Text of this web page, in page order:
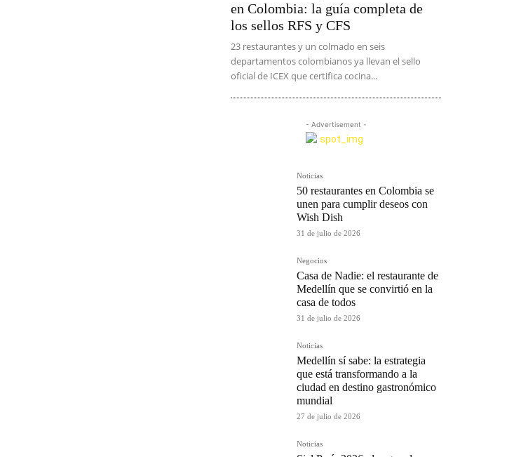
en Colombia: la guía completa de
los sellos RFS y CFS
23 restaurantes y un colmado en seis
departamentos colombianos ya llevan el sello
oficial de ICEX que certifica cocina...
- Advertisement -
Noticias
50 restaurantes en Colombia se
unen para cumplir deseos con
Wish Dish
31 de julio de 2026
Negocios
Casa de Nadie: el restaurante de
Medellín que se convirtió en la
casa de todos
31 de julio de 2026
Noticias
Medellín sí sabe: la estrategia
que está transformando a la
ciudad en destino gastronómico
mundial
27 de julio de 2026
Noticias